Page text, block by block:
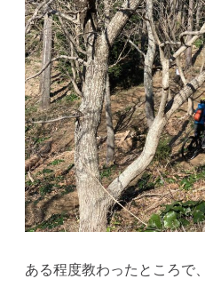
ある程度教わったところで